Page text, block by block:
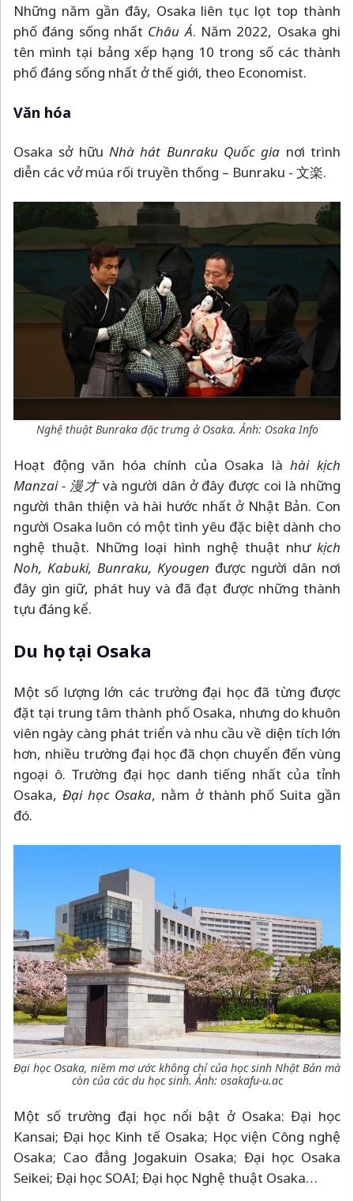
Những năm gần đây, Osaka liên tục lọt top thành
phố đáng sống nhất Châu Á. Năm 2022, Osaka ghi
tên mình tại bảng xếp hạng 10 trong số các thành
phố đáng sống nhất ở thế giới, theo Economist.
Văn hóa
Osaka sở hữu Nhà hát Bunraku Quốc gia nơi trình
diễn các vở múa rối truyền thống – Bunraku - 文楽.
Nghệ thuật Bunraka đặc trưng ở Osaka. Ảnh: Osaka Info
Hoạt động văn hóa chính của Osaka làhài kịch
Manzai - 漫才và người dân ở đây được coi là những
người thân thiện và hài hước nhất ở Nhật Bản. Con
người Osaka luôn có một tình yêu đặc biệt dành cho
nghệ thuật. Những loại hình nghệ thuật như kịch
Noh, Kabuki, Bunraku, Kyougen được người dân nơi
đây gìn giữ, phát huy và đã đạt được những thành
tựu đáng kể.
Du học tại Osaka
Một số lượng lớn các trường đại học đã từng được
đặt tại trung tâm thành phố Osaka, nhưng do khuôn
viên ngày càng phát triển và nhu cầu về diện tích lớn
hơn, nhiều trường đại học đã chọn chuyển đến vùng
ngoại ô. Trường đại học danh tiếng nhất của tỉnh
Osaka, Đại học Osaka, nằm ở thành phố Suita gần
đó.
Đại học Osaka, niềm mơ ước không chỉ của học sinh Nhật Bản mà
còn của các du học sinh. Ảnh: osakafu-u.ac
Một số trường đại học nổi bật ở Osaka: Đại học
Kansai; Đại học Kinh tế Osaka; Học viện Công nghệ
Osaka; Cao đẳng Jogakuin Osaka; Đại học Osaka
Seikei; Đại học SOAI; Đại học Nghệ thuật Osaka…